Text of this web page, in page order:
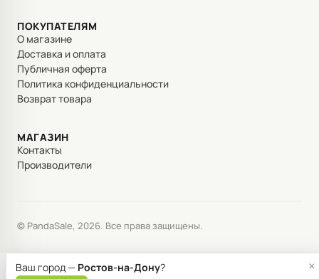
ПОКУПАТЕЛЯМ
О магазине
Доставка и оплата
Публичная оферта
Политика конфиденциальности
Возврат товара
МАГАЗИН
Контакты
Производители
© PandaSale, 2026. Все права защищены.
Ваш город — Ростов-на-Дону? ×